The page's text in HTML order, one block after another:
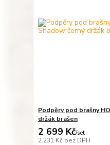
Podpěry pod brašny
držák brašen
2 699 Kč/set
2 231 Kč bez DPH